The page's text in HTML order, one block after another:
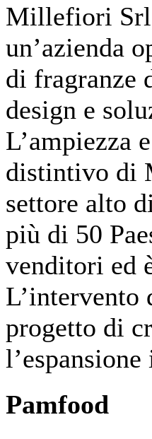
Millefiori
un’azienda
di fragranze
design e
L’ampiezza
distintivo di
settore alto
più di 50
venditori ed
L’intervento
progetto di
Pamfood